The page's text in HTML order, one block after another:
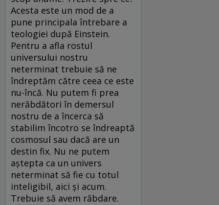
Acesta este un mod de a
pune principala întrebare a
teologiei după Einstein.
Pentru a afla rostul
universului nostru
neterminat trebuie să ne
îndreptăm către ceea ce este
nu-încă. Nu putem fi prea
nerăbdători în demersul
nostru de a încerca să
stabilim încotro se îndreaptă
cosmosul sau dacă are un
destin fix. Nu ne putem
aștepta ca un univers
neterminat să fie cu totul
inteligibil, aici și acum.
Trebuie să avem răbdare.